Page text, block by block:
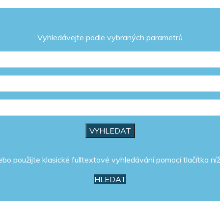
Vyhledávejte podle vybraných parametrů
použijte klasické fulltextové vyhledávání pomocí tlačítka
HLEDAT